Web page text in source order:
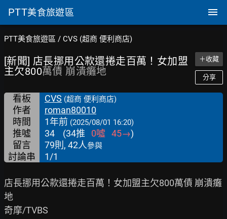
PTT美食旅遊區
PTT美食旅遊區 / CVS (超商 便利商店)
[新聞] 店長挪用公款還捲走百萬！女加盟
主欠800萬債 崩潰癱地
＋收藏
分享
看板 CVS (超商 便利商店)
作者
roman80010
時間
1年前 (2025/08/01 16:20)
推噓 34 (34推 0噓 45→)
留言
79則, 42人參與
討論串 1/1
店長挪用公款還捲走百萬！女加盟主欠800萬債 崩潰癱
地
奇摩/TVBS